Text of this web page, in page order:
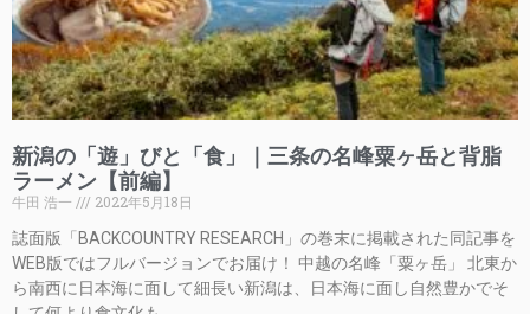
新潟の「遊」びと「食」｜三条の名峰粟ヶ岳と背脂
ラーメン【前編】
牛田 浩一
2022年5月18日
誌面版「BACKCOUNTRY RESEARCH」の巻末に掲載された同記事を
WEB版ではフルバージョンでお届け！ 中越の名峰「粟ヶ岳」 北東か
ら南西に日本海に面して細長い新潟は、日本海に面し自然豊かでそ